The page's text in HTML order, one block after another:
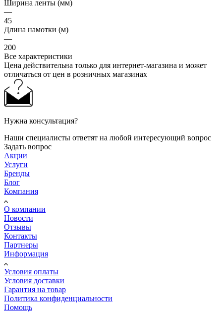
Ширина ленты (мм)
—
45
Длина намотки (м)
—
200
Все характеристики
Цена действительна только для интернет-магазина и может
отличаться от цен в розничных магазинах
Нужна консультация?
Наши специалисты ответят на любой интересующий вопрос
Задать вопрос
Акции
Услуги
Бренды
Блог
Компания
О компании
Новости
Отзывы
Контакты
Партнеры
Информация
Условия оплаты
Условия доставки
Гарантия на товар
Политика конфиденциальности
Помощь